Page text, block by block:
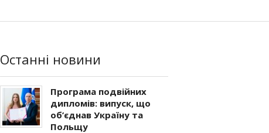
Останні новини
Програма подвійних
дипломів: випуск, що
об’єднав Україну та
Польщу